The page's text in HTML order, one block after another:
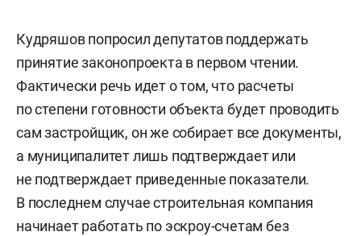
Кудряшов попросил депутатов поддержать
принятие законопроекта в первом чтении.
Фактически речь идет о том, что расчеты
по степени готовности объекта будет проводить
сам застройщик, он же собирает все документы,
а муниципалитет лишь подтверждает или
не подтверждает приведенные показатели.
В последнем случае строительная компания
начинает работать по эскроу-счетам без